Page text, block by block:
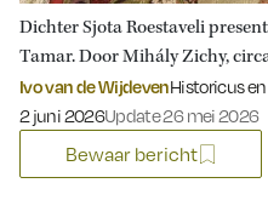
Dichter Sjota Roestaveli
Tamar. Door Mihály Zichy,
Ivo van de WijdevenHistoricus
Gepubliceerd op:
2 juni 2026Update 26 mei 2026
Bewaar bericht